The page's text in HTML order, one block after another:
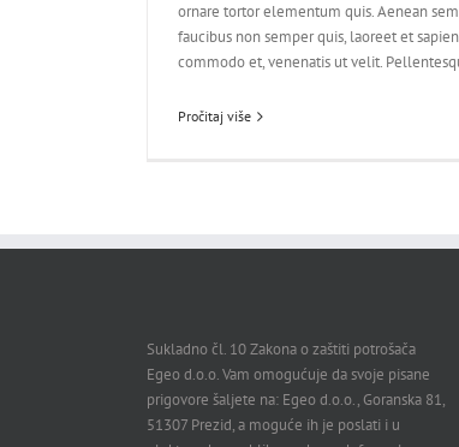
ornare tortor elementum quis. Aenean
faucibus non semper quis, laoreet et
commodo et, venenatis ut velit.
Pročitaj više
Sukladno čl. 10 Zakona o zaštiti potrošača
Egeo d.o.o. Vam omogućuje da svoje pisane
prigovore šaljete na: Egeo d.o.o., Goranska 81,
51307 Prezid, a moguće ih je poslati i u